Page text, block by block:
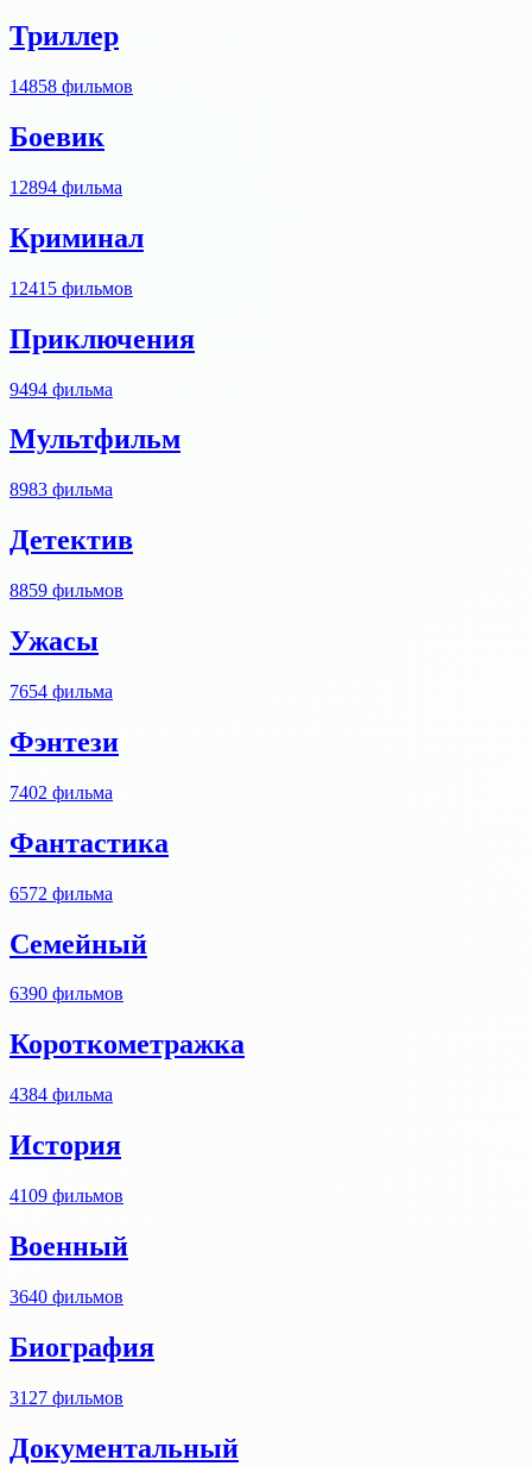
Триллер
14858 фильмов
Боевик
12894 фильма
Криминал
12415 фильмов
Приключения
9494 фильма
Мультфильм
8983 фильма
Детектив
8859 фильмов
Ужасы
7654 фильма
Фэнтези
7402 фильма
Фантастика
6572 фильма
Семейный
6390 фильмов
Короткометражка
4384 фильма
История
4109 фильмов
Военный
3640 фильмов
Биография
3127 фильмов
Документальный